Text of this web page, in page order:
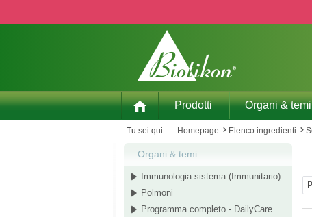
Prodotti Organi & temi
Tu sei qui: Homepage Elenco ingredienti
Organi & temi
Immunologia sistema (Immunitario)
Polmoni
Programma completo - DailyCare